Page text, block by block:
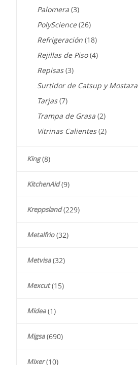
Palomera (3)
PolyScience (26)
Refrigeración (18)
Rejillas de Piso (4)
Repisas (3)
Surtidor de Catsup y Mostaza
Tarjas (7)
Trampa de Grasa (2)
Vitrinas Calientes (2)
King (8)
KitchenAid (9)
Kreppsland (229)
Metalfrio (32)
Metvisa (32)
Mexcut (15)
Midea (1)
Migsa (690)
Mixer (10)